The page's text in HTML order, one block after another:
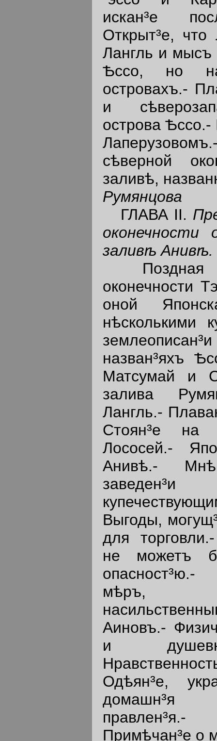
искан³е
Открыт³е,
Лангль и мысъ
Ѣссо, но
островахъ.-
и
острова
сѣверной
заливѣ,
Румянцова
ГЛАВА II.
заливѣ Анивѣ.
Поздная
оконечности
оной
нѣсколькими
назван³яхъ
Матсумай и
залива
Лангль.-
Стоян³е на
Лососей.-
Анивѣ.-
Выгоды,
для
не можетъ
мѣръ,
Аиновъ.-
и
Одѣян³е,
домашн³я
Примѣчан³е о